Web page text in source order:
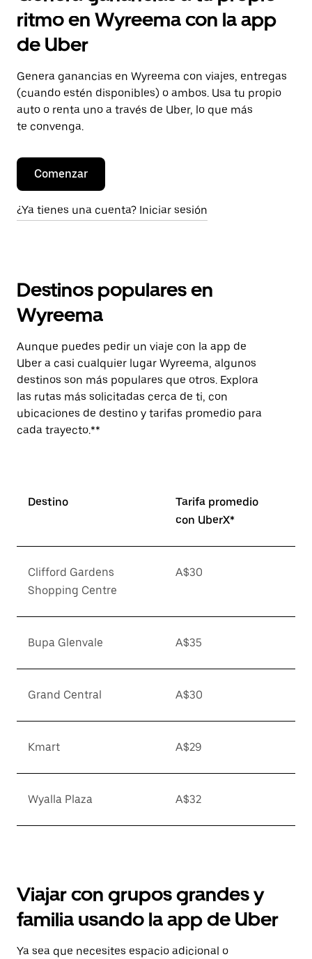
ritmo en Wyreema con la app
de Uber
Genera ganancias en Wyreema con viajes, entregas
(cuando estén disponibles) o ambos. Usa tu propio
auto o renta uno a través de Uber, lo que más
te convenga.
Comenzar
¿Ya tienes una cuenta? Iniciar sesión
Destinos populares en
Wyreema
Aunque puedes pedir un viaje con la app de
Uber a casi cualquier lugar Wyreema, algunos
destinos son más populares que otros. Explora
las rutas más solicitadas cerca de ti, con
ubicaciones de destino y tarifas promedio para
cada trayecto.**
Destino
Tarifa promedio
con UberX*
Clifford Gardens
Shopping Centre
A$30
Bupa Glenvale A$35
Grand Central A$30
Kmart A$29
Wyalla Plaza A$32
Viajar con grupos grandes y
familia usando la app de Uber
Ya sea que necesites espacio adicional o